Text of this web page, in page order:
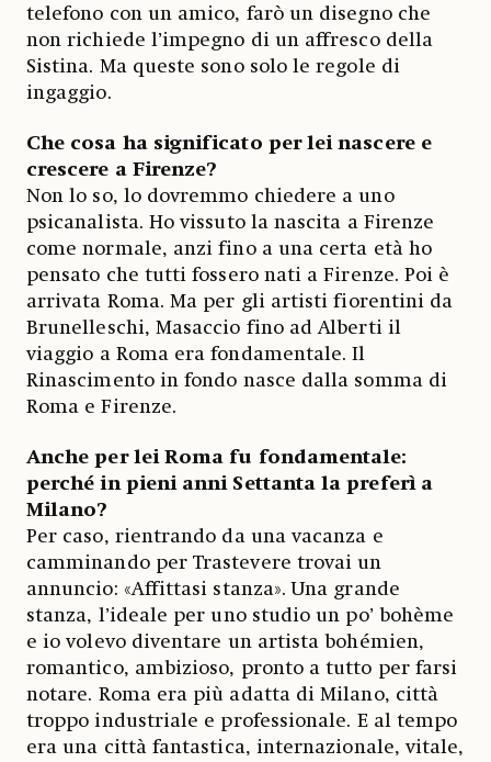
telefono con un amico, farò un disegno che
non richiede l’impegno di un affresco della
Sistina. Ma queste sono solo le regole di
ingaggio.
Che cosa ha significato per lei nascere e
crescere a Firenze?
Non lo so, lo dovremmo chiedere a uno
psicanalista. Ho vissuto la nascita a Firenze
come normale, anzi fino a una certa età ho
pensato che tutti fossero nati a Firenze. Poi è
arrivata Roma. Ma per gli artisti fiorentini da
Brunelleschi, Masaccio fino ad Alberti il
viaggio a Roma era fondamentale. Il
Rinascimento in fondo nasce dalla somma di
Roma e Firenze.
Anche per lei Roma fu fondamentale:
perché in pieni anni Settanta la preferì a
Milano?
Per caso, rientrando da una vacanza e
camminando per Trastevere trovai un
annuncio: «Affittasi stanza». Una grande
stanza, l’ideale per uno studio un po’ bohème
e io volevo diventare un artista bohémien,
romantico, ambizioso, pronto a tutto per farsi
notare. Roma era più adatta di Milano, città
troppo industriale e professionale. E al tempo
era una città fantastica, internazionale, vitale,